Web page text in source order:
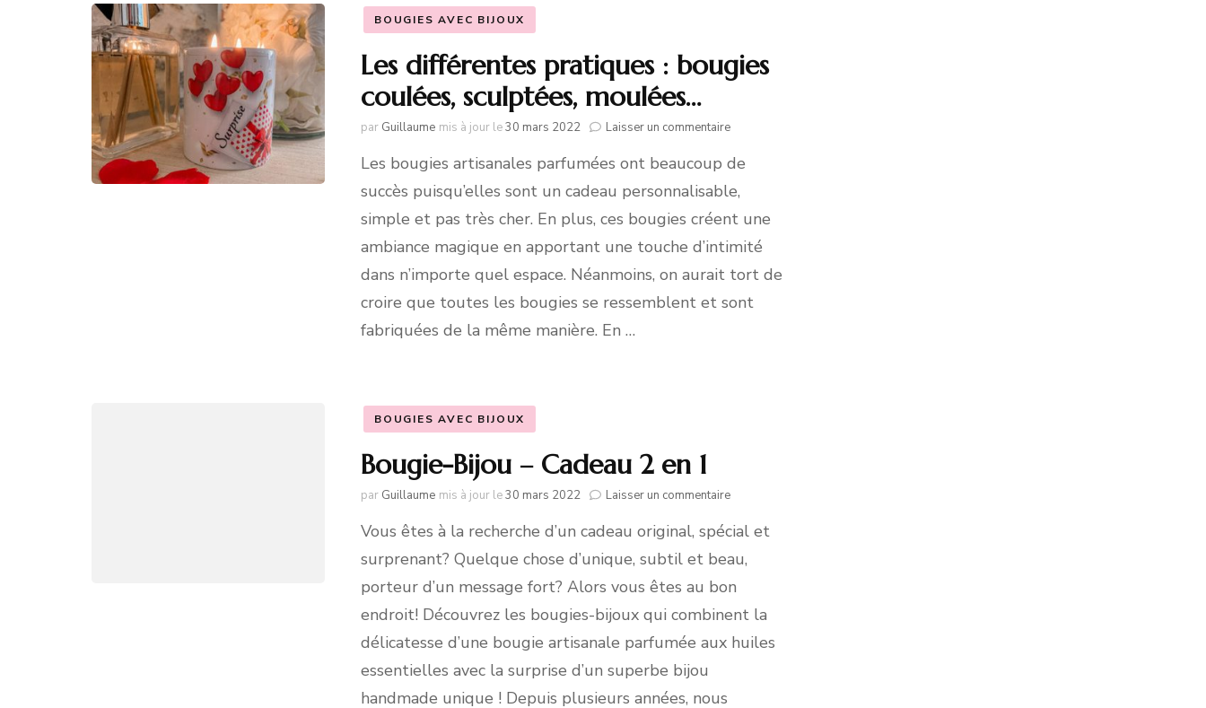
BOUGIES AVEC BIJOUX
Les différentes pratiques : bougies
coulées, sculptées, moulées…
par Guillaume mis à jour le30 mars 2022 Laisser un commentairesur
différentes
bougies
coulées,
moulées…
Les bougies artisanales parfumées ont beaucoup de
succès puisqu’elles sont un cadeau personnalisable,
simple et pas très cher. En plus, ces bougies créent une
ambiance magique en apportant une touche d’intimité
dans n’importe quel espace. Néanmoins, on aurait tort de
croire que toutes les bougies se ressemblent et sont
fabriquées de la même manière. En …
BOUGIES AVEC BIJOUX
Bougie-Bijou – Cadeau 2 en 1
par Guillaume mis à jour le30 mars 2022 Laisser un commentairesur
Bijou
Cadeau
2
1
Vous êtes à la recherche d’un cadeau original, spécial et
surprenant? Quelque chose d’unique, subtil et beau,
porteur d’un message fort? Alors vous êtes au bon
endroit! Découvrez les bougies-bijoux qui combinent la
délicatesse d’une bougie artisanale parfumée aux huiles
essentielles avec la surprise d’un superbe bijou
handmade unique ! Depuis plusieurs années, nous